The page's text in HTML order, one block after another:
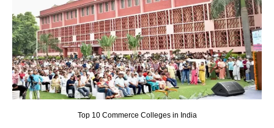
Top 10 Commerce Colleges in India